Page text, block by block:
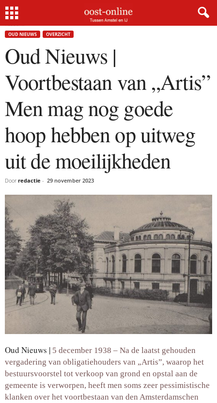
Home
Oud Nieuws | Voortbestaan van „Artis” Men mag nog goede hoop
hebben...
OUD NIEUWS OVERZICHT
Oud Nieuws |
Voortbestaan van „Artis”
Men mag nog goede
hoop hebben op uitweg
uit de moeilijkheden
Door redactie - 29 november 2023
Oud Nieuws | 5 december 1938 – Na de laatst gehouden
vergadering van obligatiehouders van „Artis”, waarop het
bestuursvoorstel tot verkoop van grond en opstal aan de
gemeente is verworpen, heeft men soms zeer pessimistische
klanken over het voortbestaan van den Amsterdamschen